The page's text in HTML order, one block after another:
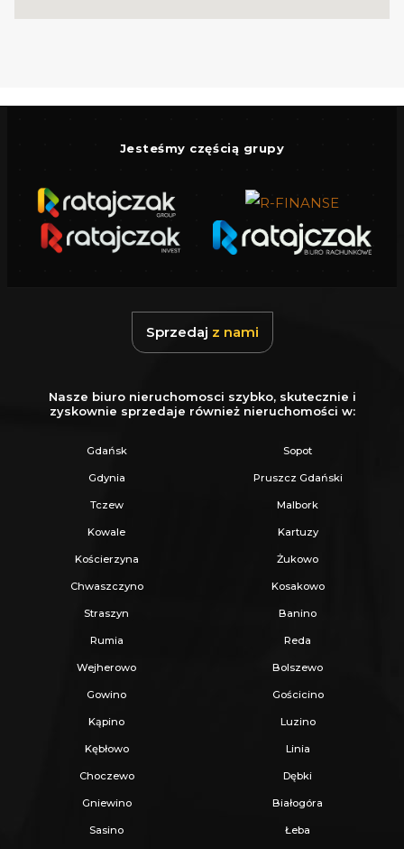
Jesteśmy częścią grupy
Sprzedaj z nami
Nasze biuro nieruchomosci szybko, skutecznie i
zyskownie sprzedaje również nieruchomości w:
Gdańsk Sopot
Gdynia Pruszcz Gdański
Tczew Malbork
Kowale Kartuzy
Kościerzyna Żukowo
Chwaszczyno Kosakowo
Straszyn Banino
Rumia Reda
Wejherowo Bolszewo
Gowino Gościcino
Kąpino Luzino
Kębłowo Linia
Choczewo Dębki
Gniewino Białogóra
Sasino Łeba